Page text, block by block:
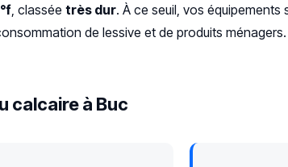
, classée très dur. À ce seuil, vos
de lessive et de produits
calcaire à Buc